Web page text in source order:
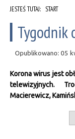
JESTEŚ TUTAJ: START
Tygodnik
Opublikowano: 05
Korona wirus jest
telewizyjnych.
Macierewicz,